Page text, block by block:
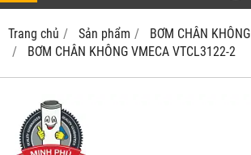
Trang chủ Sản phẩm
BƠM CHÂN KHÔNG
BƠM CHÂN KHÔNG VMECA VTCL3122-2